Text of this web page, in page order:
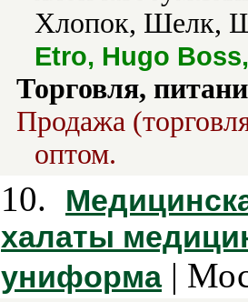
Хлопок, Шелк,
Etro, Hugo
Торговля,
Продажа
оптом.
10.
халаты
униформа|